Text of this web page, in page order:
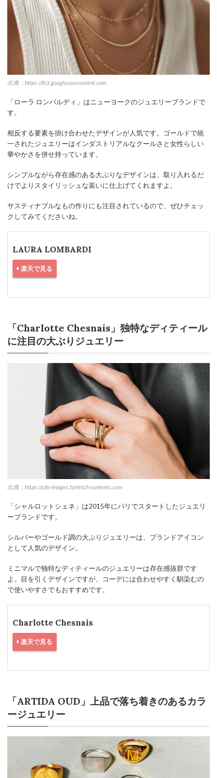
出典：https://lh3.googleusercontent.com
「ローラ ロンバルディ」はニューヨークのジュエリーブランドで
す。
相反する要素を掛け合わせたデザインが人気です。ゴールドで統
一されたジュエリーはインダストリアルなクールさと女性らしい
華やかさを併せ持っています。
シンプルながら存在感のある大ぶりなデザインは、取り入れるだ
けでよりスタイリッシュな装いに仕上げてくれますよ。
サスティナブルなもの作りにも注目されているので、ぜひチェッ
クしてみてくださいね。
LAURA LOMBARDI
楽天で見る
「Charlotte Chesnais」独特なディティール
に注目の大ぶりジュエリー
出典：https://cdn-images.farfetch-contents.com
「シャルロットシェネ」は2015年にパリでスタートしたジュエリ
ーブランドです。
シルバーやゴールド調の大ぶりジュエリーは、ブランドアイコン
として人気のデザイン。
ミニマルで独特なディティールのジュエリーは存在感抜群です
よ。目を引くデザインですが、コーデには合わせやすく馴染むの
で使いやすさでもおすすめです。
Charlotte Chesnais
楽天で見る
「ARTIDA OUD」上品で落ち着きのあるカラ
ージュエリー